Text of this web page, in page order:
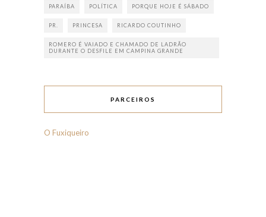
PARAÍBA POLÍTICA PORQUE HOJE É SÁBADO
PR. PRINCESA RICARDO COUTINHO
ROMERO É VAIADO E CHAMADO DE LADRÃO
DURANTE O DESFILE EM CAMPINA GRANDE
PARCEIROS
O Fuxiqueiro